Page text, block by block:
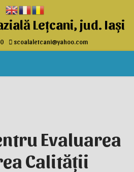
Lețcani, jud. Iași
scoalaletcani@yahoo.com
Evaluarea
Calității